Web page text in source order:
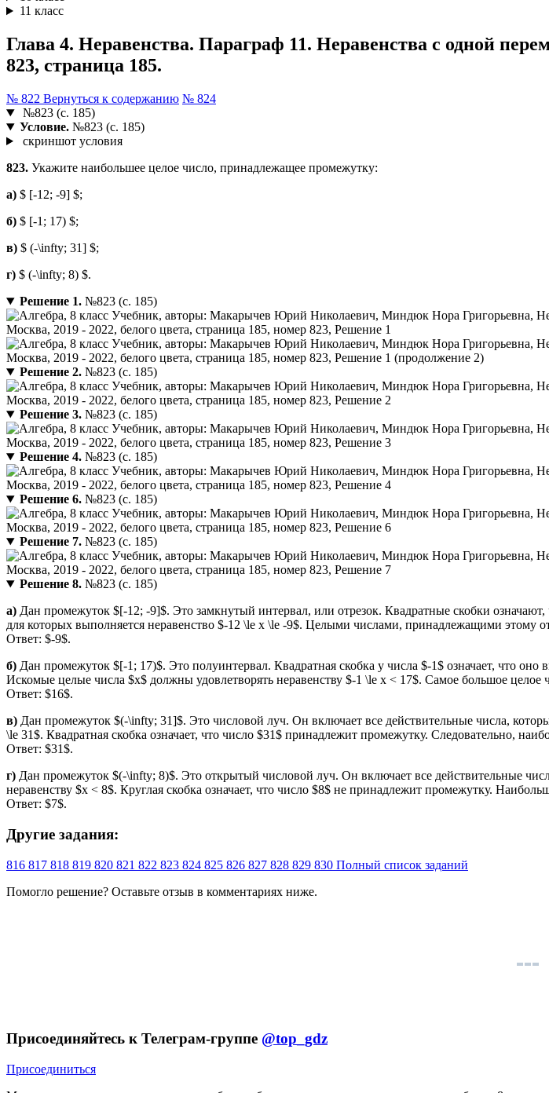
11 класс
Глава 4. Неравенства. Параграф 11. Неравенства с одной
823, страница 185.
№ 822 Вернуться к содержанию № 824
№823 (с. 185)
Условие.№823 (с. 185)
скриншот условия
823. Укажите наибольшее целое число, принадлежащее промежутку:
а) $ [-12; -9] $;
б) $ [-1; 17) $;
в) $ (-\infty; 31] $;
г) $ (-\infty; 8) $.
Решение 1.№823 (с. 185)
Решение 2.№823 (с. 185)
Решение 3.№823 (с. 185)
Решение 4.№823 (с. 185)
Решение 6.№823 (с. 185)
Решение 7.№823 (с. 185)
Решение 8.№823 (с. 185)
а) Дан промежуток $[-12; -9]$. Это замкнутый интервал, или отрезок. Квадратные скобки
для которых выполняется неравенство $-12 \le x \le -9$. Целыми числами, принадлежащими этому
Ответ: $-9$.
б) Дан промежуток $[-1; 17)$. Это полуинтервал. Квадратная скобка у числа $-1$ означает, что
Искомые целые числа $x$ должны удовлетворять неравенству $-1 \le x < 17$. Самое большое целое
Ответ: $16$.
в) Дан промежуток $(-\infty; 31]$. Это числовой луч. Он включает все действительные числа,
\le 31$. Квадратная скобка означает, что число $31$ принадлежит промежутку. Следовательно,
Ответ: $31$.
г) Дан промежуток $(-\infty; 8)$. Это открытый числовой луч. Он включает все действительные
неравенству $x < 8$. Круглая скобка означает, что число $8$ не принадлежит промежутку.
Ответ: $7$.
Другие задания:
816 817 818 819 820 821 822 823 824 825 826 827 828 829 830 Полный список заданий
Помогло решение? Оставьте отзыв в комментариях ниже.
Присоединяйтесь к Телеграм-группе @top_gdz
Присоединиться